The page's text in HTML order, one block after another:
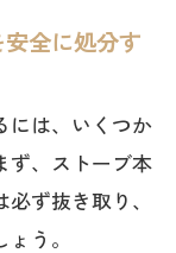
い料金や回
収業者選び
際の注意事
全に処分す
には、いくつか
ず、ストーブ本
ず抜き取り、
う。